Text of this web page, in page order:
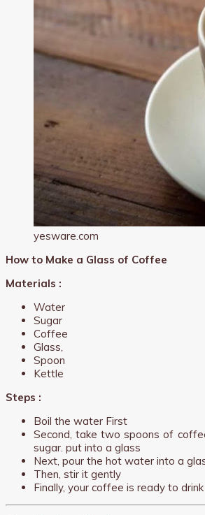
yesware.com
How to Make a Glass of Coffee
Materials :
Water
Sugar
Coffee
Glass,
Spoon
Kettle
Steps :
Boil the water First
Second, take two spoons of
sugar. put into a glass
Next, pour the hot water into a
Then, stir it gently
Finally, your coffee is ready to drink